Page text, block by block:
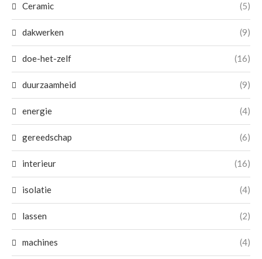
Ceramic (5)
dakwerken (9)
doe-het-zelf (16)
duurzaamheid (9)
energie (4)
gereedschap (6)
interieur (16)
isolatie (4)
lassen (2)
machines (4)